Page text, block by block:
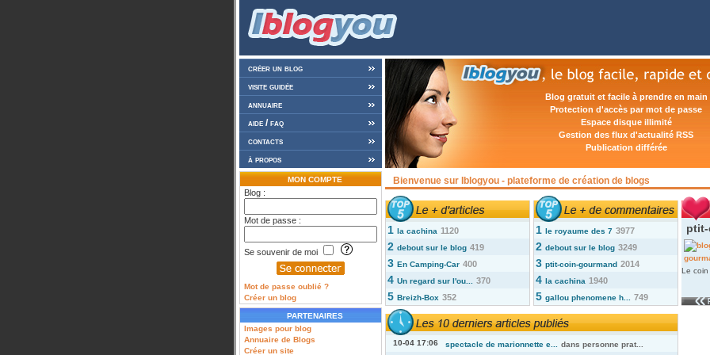
créer un blog
visite guidée
annuaire
aide / faq
contacts
à propos
MON COMPTE
Blog :
Mot de passe :
Se souvenir de moi
Mot de passe oublié ?
Créer un blog
PARTENAIRES
Images pour blog
Annuaire de Blogs
Créer un site
Blog gratuit et facile à prendre en main
Protection d'accès par mot de passe
Espace disque illimité
Gestion des flux d'actualité RSS
Publication différée
Bienvenue sur Iblogyou - plateforme de création de blogs
1 la cachina 1120
2 debout sur le blog 419
3 En Camping-Car 400
4 Un regard sur l'ou... 370
5 Breizh-Box 352
1 le royaume des 7 3977
2 debout sur le blog 3249
3 ptit-coin-gourmand 2014
4 la cachina 1940
5 gallou phenomene h... 749
Le coin
10-04 17:06 spectacle de marionnette e... dans personne prat...